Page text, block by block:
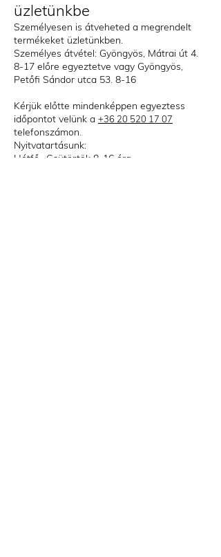
üzletünkbe
Személyesen is átveheted a megrendelt
termékeket üzletünkben.
Személyes átvétel: Gyöngyös, Mátrai út 4.
8-17 előre egyeztetve vagy Gyöngyös,
Petőfi Sándor utca 53. 8-16
Kérjük előtte mindenképpen egyeztess
időpontot velünk a +36 20 520 17 07
telefonszámon.
Nyitvatartásunk:
Hétfő- Csütörtök 8-16 óra